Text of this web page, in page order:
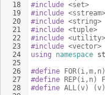
18
19
20
21
22
23
24
25
26
27
28
#include <set>
#include <sstream>
#include <string>
#include <tuple>
#include <utility>
#include <vector>
using
namespace
#define
#define REP(i,n)
#define ALL(v)